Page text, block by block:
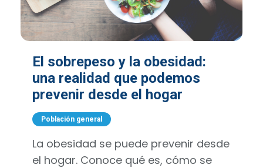
El sobrepeso y la obesidad:
una realidad que podemos
prevenir desde el hogar
Población general
La obesidad se puede prevenir desde
el hogar. Conoce qué es, cómo se